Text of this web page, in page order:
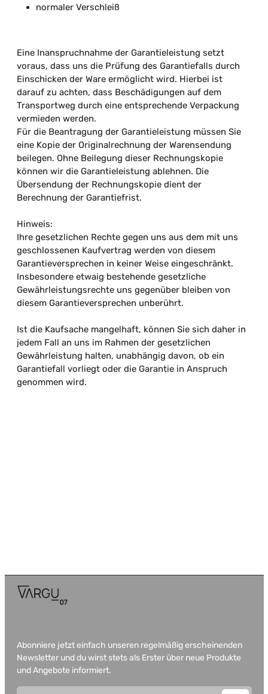
normaler Verschleiß
Eine Inanspruchnahme der Garantieleistung setzt
voraus, dass uns die Prüfung des Garantiefalls durch
Einschicken der Ware ermöglicht wird. Hierbei ist
darauf zu achten, dass Beschädigungen auf dem
Transportweg durch eine entsprechende Verpackung
vermieden werden.
Für die Beantragung der Garantieleistung müssen Sie
eine Kopie der Originalrechnung der Warensendung
beilegen. Ohne Beilegung dieser Rechnungskopie
können wir die Garantieleistung ablehnen. Die
Übersendung der Rechnungskopie dient der
Berechnung der Garantiefrist.
Hinweis:
Ihre gesetzlichen Rechte gegen uns aus dem mit uns
geschlossenen Kaufvertrag werden von diesem
Garantieversprechen in keiner Weise eingeschränkt.
Insbesondere etwaig bestehende gesetzliche
Gewährleistungsrechte uns gegenüber bleiben von
diesem Garantieversprechen unberührt.
Ist die Kaufsache mangelhaft, können Sie sich daher in
jedem Fall an uns im Rahmen der gesetzlichen
Gewährleistung halten, unabhängig davon, ob ein
Garantiefall vorliegt oder die Garantie in Anspruch
genommen wird.
Abonniere jetzt einfach unseren regelmäßig erscheinenden
Newsletter und du wirst stets als Erster über neue Produkte
und Angebote informiert.